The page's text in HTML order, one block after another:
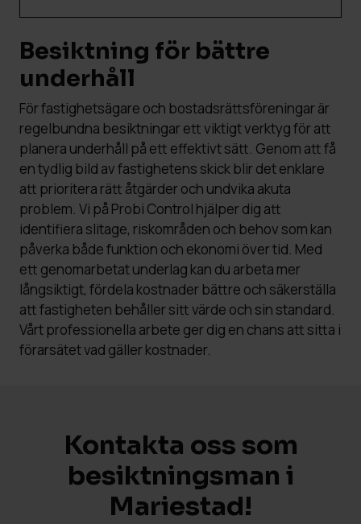
Besiktning för bättre
underhåll
För fastighetsägare och bostadsrättsföreningar är
regelbundna besiktningar ett viktigt verktyg för att
planera underhåll på ett effektivt sätt. Genom att få
en tydlig bild av fastighetens skick blir det enklare
att prioritera rätt åtgärder och undvika akuta
problem. Vi på Probi Control hjälper dig att
identifiera slitage, riskområden och behov som kan
påverka både funktion och ekonomi över tid. Med
ett genomarbetat underlag kan du arbeta mer
långsiktigt, fördela kostnader bättre och säkerställa
att fastigheten behåller sitt värde och sin standard.
Vårt professionella arbete ger dig en chans att sitta i
förarsätet vad gäller kostnader.
Kontakta oss som
besiktningsman i
Mariestad!